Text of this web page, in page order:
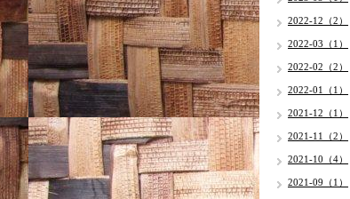
2022-12（2）
2022-03（1）
2022-02（2）
2022-01（1）
2021-12（1）
2021-11（2）
2021-10（4）
2021-09（1）